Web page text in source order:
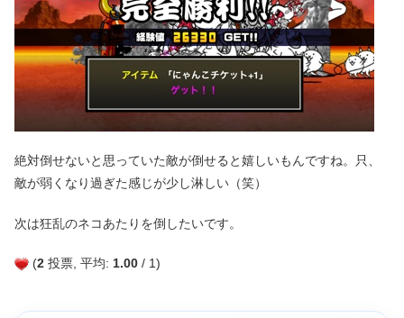
絶対倒せないと思っていた敵が倒せると嬉しいもんですね。只、
敵が弱くなり過ぎた感じが少し淋しい（笑）
次は狂乱のネコあたりを倒したいです。
(2 投票, 平均: 1.00 / 1)